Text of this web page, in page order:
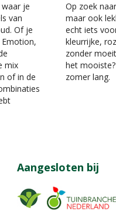
je
van
Of je
mix
of in de
Op zoek
maar ook
echt iets
kleurrijke,
zonder
het
zomer lang.
Aangesloten bij